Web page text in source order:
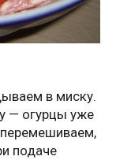
в миску.
— огурцы уже
перемешиваем,
подаче